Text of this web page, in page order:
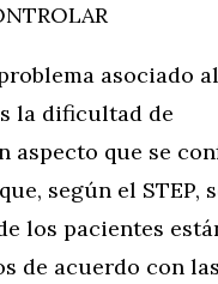
asociado
la dificultad de
aspecto que se
según el STEP,
los pacientes
de acuerdo con las